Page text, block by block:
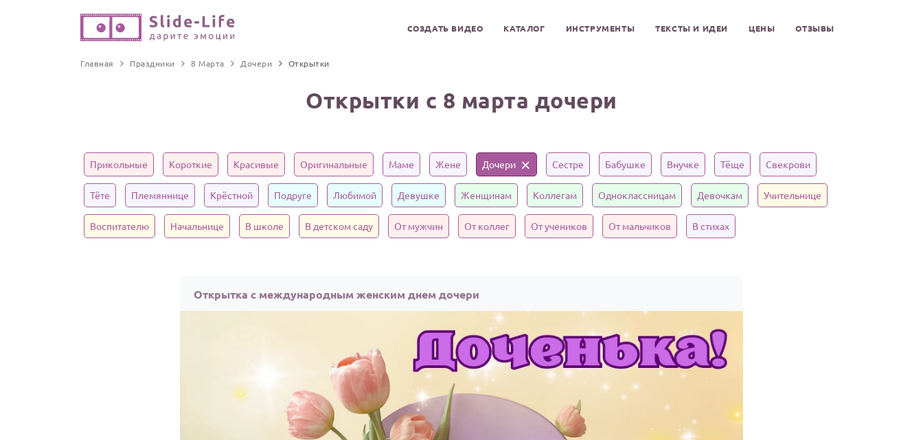
СОЗДАТЬ ВИДЕО КАТАЛОГ ИНСТРУМЕНТЫ ТЕКСТЫ И ИДЕИ ЦЕНЫ ОТЗЫВЫ
Главная Праздники 8 Марта Дочери Открытки
Открытки с 8 марта дочери
Прикольные Короткие Красивые Оригинальные Маме Жене Дочери Сестре Бабушке Внучке Тёще Свекрови
Тёте Племяннице Крёстной Подруге Любимой Девушке Женщинам Коллегам Одноклассницам Девочкам Учительнице
Воспитателю Начальнице В школе В детском саду От мужчин От коллег От учеников От мальчиков В стихах
Открытка с международным женским днем дочери